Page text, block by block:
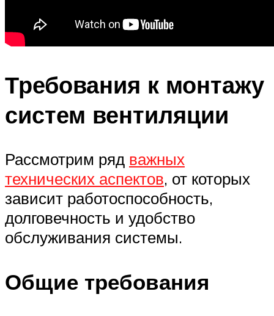
Требования к монтажу
систем вентиляции
Рассмотрим ряд важных
технических аспектов, от которых
зависит работоспособность,
долговечность и удобство
обслуживания системы.
Общие требования